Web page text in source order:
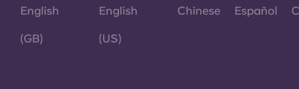
English
(GB)
English
(US)
Chinese Español